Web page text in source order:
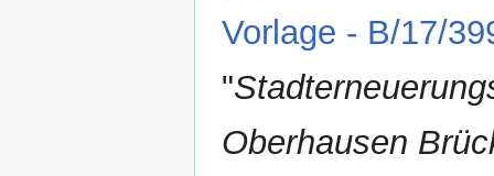
Vorlage - B/17/
"
Oberhausen